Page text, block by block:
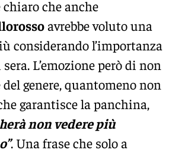
che anche
avrebbe voluto una
considerando l’importanza
L’emozione però di non
genere, quantomeno non
garantisce la panchina,
non vedere più
. Una frase che solo a